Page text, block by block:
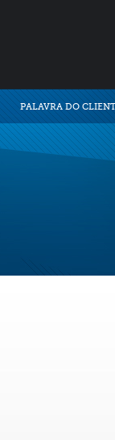
PALAVRA DO